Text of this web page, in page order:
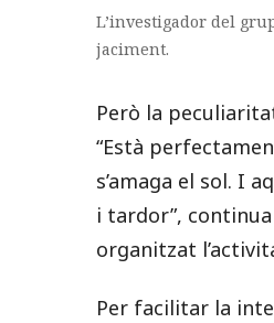
L’investigador del
jaciment.
Però la
“Està
s’amaga el sol. I
i tardor”,
organitzat
Per facilitar la